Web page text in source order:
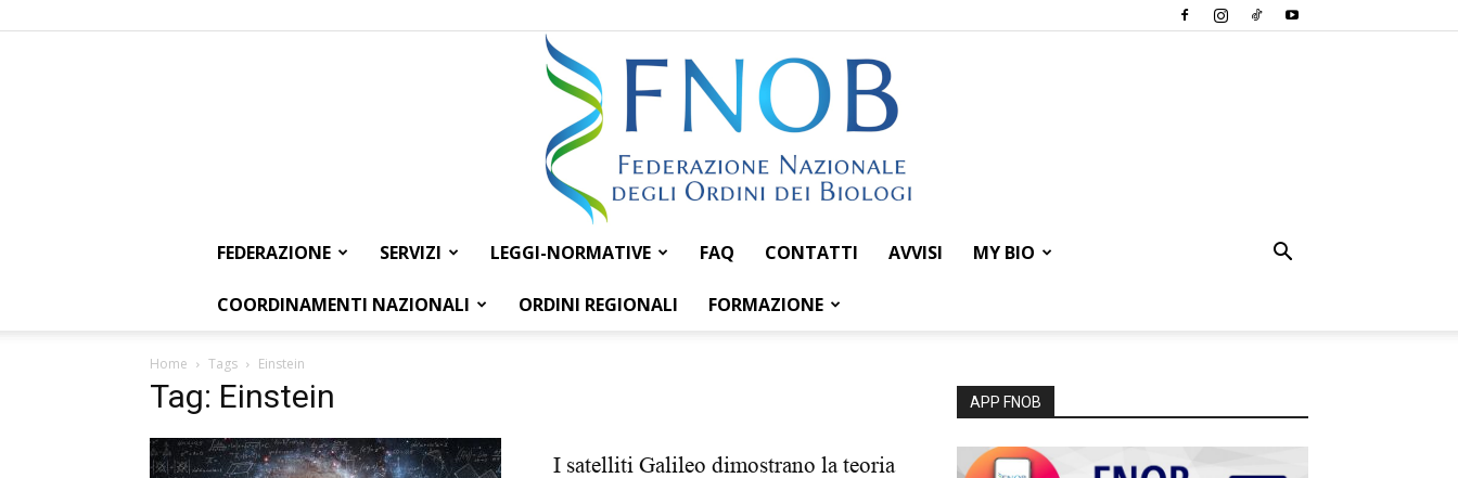
Federazione
FEDERAZIONE SERVIZI LEGGI-NORMATIVE FAQ CONTATTI AVVISI MY BIO
COORDINAMENTI NAZIONALI ORDINI REGIONALI FORMAZIONE
Home Tags Einstein
Tag: Einstein
I satelliti Galileo dimostrano la teoria
APP FNOB